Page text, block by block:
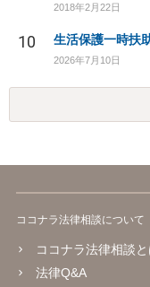
2018年2月22日
10 生活保護一時扶
2026年7月10日
ココナラ法律相談について
ココナラ法律相談と
法律Q&A